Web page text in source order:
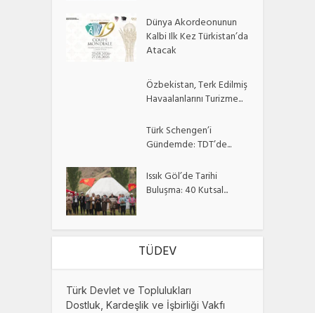
Dünya Akordeonunun
Kalbi Ilk Kez Türkistan’da
Atacak
Özbekistan, Terk Edilmiş
Havaalanlarını Turizme...
Türk Schengen’i
Gündemde: TDT’de...
Issık Göl’de Tarihi
Buluşma: 40 Kutsal...
TÜDEV
Türk Devlet ve Toplulukları
Dostluk, Kardeşlik ve İşbirliği Vakfı